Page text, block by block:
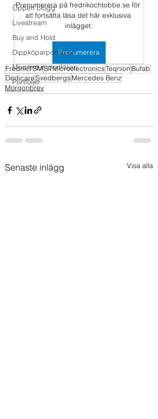
Öppen blogg
Livestream
Buy and Hold
Dippköparportföljen
Momentumportföljen
Portföljer
Prenumerera på fredrikochtobbe.se för
att fortsätta läsa det här exklusiva
inlägget.
Prenumerera
FredrikTSMSTMicroelectronicsTeqnion Bufab
DedicareSvedbergsMercedes Benz
Morgonbrev
Senaste inlägg Visa alla